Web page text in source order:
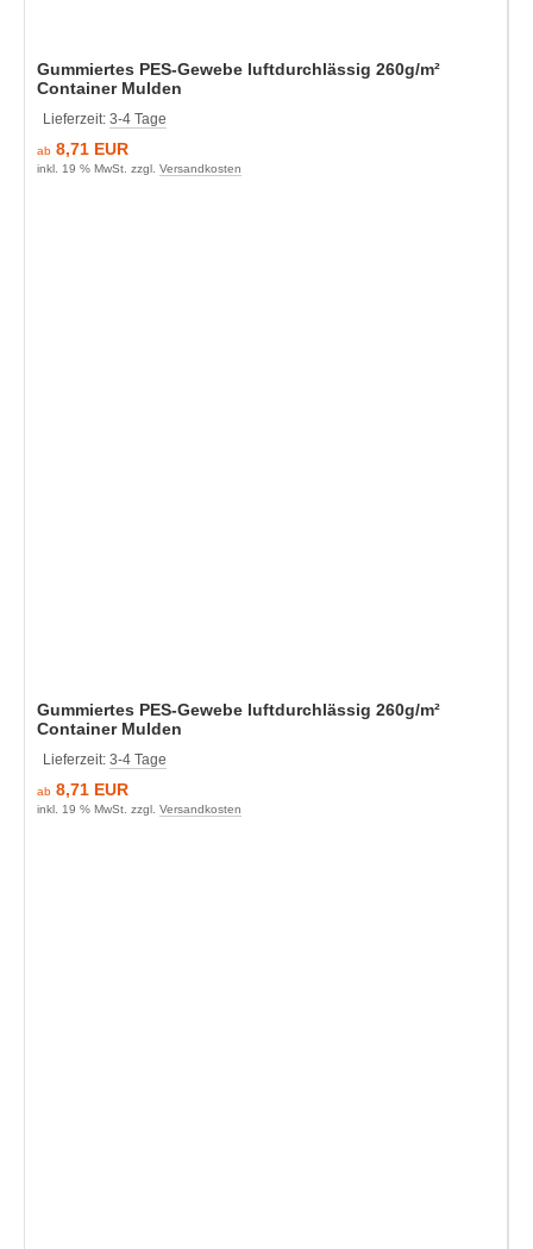
Gummiertes PES-Gewebe luftdurchlässig 260g/m²
Container Mulden
Lieferzeit: 3-4 Tage
ab 8,71 EUR
inkl. 19 % MwSt. zzgl. Versandkosten
Gummiertes PES-Gewebe luftdurchlässig 260g/m²
Container Mulden
Lieferzeit: 3-4 Tage
ab 8,71 EUR
inkl. 19 % MwSt. zzgl. Versandkosten